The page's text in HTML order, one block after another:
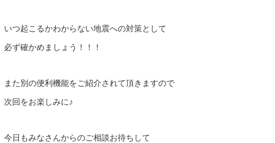
いつ起こるかわからない地震への対策として
必ず確かめましょう！！！
また別の便利機能をご紹介されて頂きますので
次回をお楽しみに♪
今日もみなさんからのご相談お待ちして